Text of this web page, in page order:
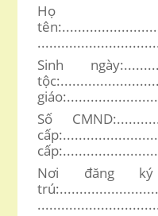
Sinh
Số CMND:
cấp:
cấp:
Nơi đăng